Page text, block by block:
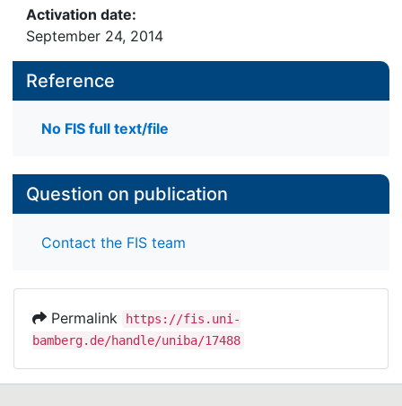
Activation date:
September 24, 2014
Reference
No FIS full text/file
Question on publication
Contact the FIS team
Permalink
https://fis.uni-
bamberg.de/handle/uniba/17488